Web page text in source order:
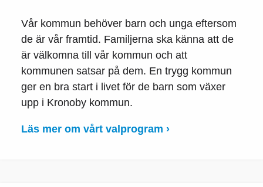
Vår kommun behöver barn och unga eftersom
de är vår framtid. Familjerna ska känna att de
är välkomna till vår kommun och att
kommunen satsar på dem. En trygg kommun
ger en bra start i livet för de barn som växer
upp i Kronoby kommun.
Läs mer om vårt valprogram ›